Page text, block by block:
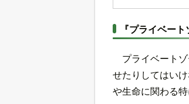
『プライベー
プライベート
せたりしてはい
や生命に関わる